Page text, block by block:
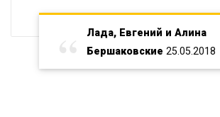
Лада, Евгений и Алина
Бершаковские 25.05.2018